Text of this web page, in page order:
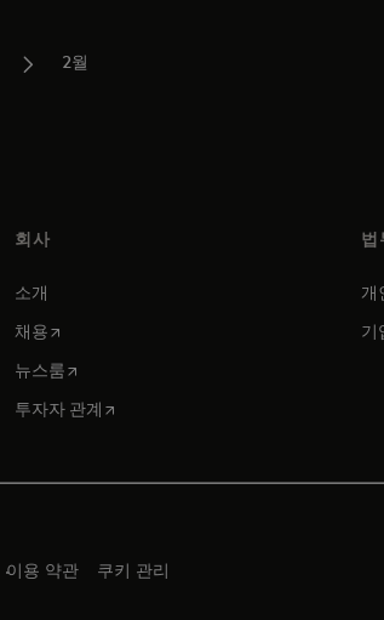
2월
회사
소개
채용새 탭에서 열림
뉴스룸새 탭에서 열림
투자자 관계 새 탭에서 열림
법
개
기
이용 약관 쿠키 관리